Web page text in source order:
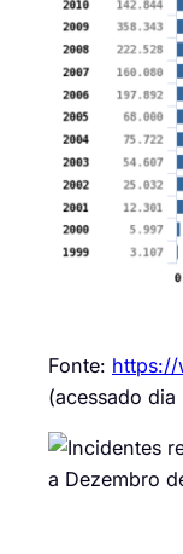
Fonte: https://
(acessado